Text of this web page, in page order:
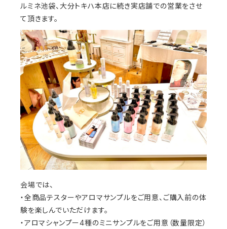
ルミネ池袋、大分トキハ本店に続き実店舗での営業をさせ
て頂きます。
会場では、
・全商品テスターやアロマサンプルをご用意、ご購入前の体
験を楽しんでいただけます。
・アロマシャンプー4種のミニサンプルをご用意（数量限定）